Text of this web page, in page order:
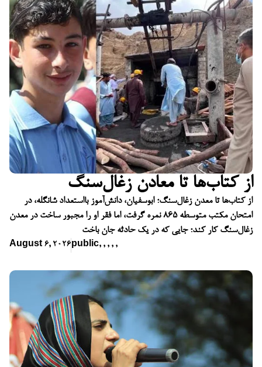
از کتاب‌ها تا معادن زغال‌سنگ
از کتاب‌ها تا معدن زغال‌سنگ؛ ابوسفیان، دانش‌آموز بااستعداد شانگله، در
امتحان مکتب متوسطه ۸۶۵ نمره گرفت، اما فقر او را مجبور ساخت در معدن
زغال‌سنگ کار کند؛ جایی که در یک حادثه جان باخت
August 6, 2026 public, , , , ,